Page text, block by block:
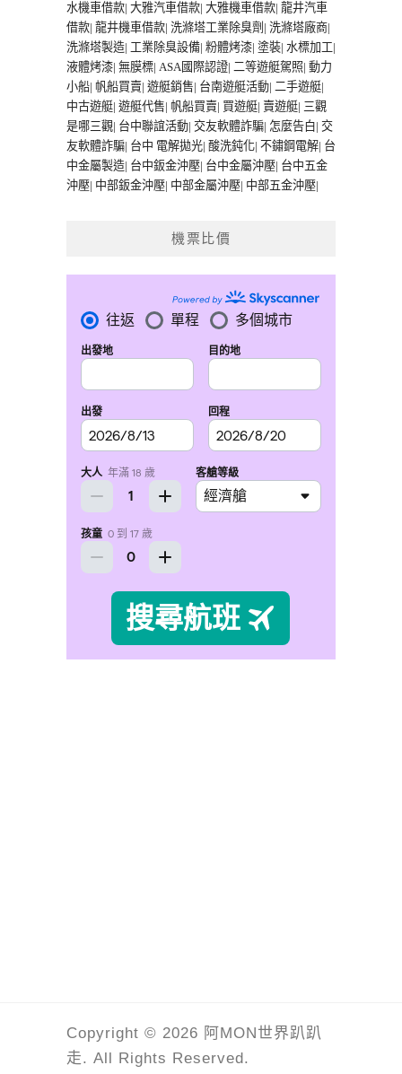
水機車借款| 大雅汽車借款| 大雅機車借款| 龍井汽車
借款| 龍井機車借款| 洗滌塔工業除臭劑 | 洗滌塔廠商|
洗滌塔製造| 工業除臭設備| 粉體烤漆| 塗裝| 水標加工|
液體烤漆| 無膜標| ASA國際認證| 二等遊艇駕照| 動力
小船| 帆船買賣| 遊艇銷售| 台南遊艇活動| 二手遊艇|
中古遊艇| 遊艇代售| 帆船買賣| 買遊艇| 賣遊艇| 三觀
是哪三觀| 台中聯誼活動| 交友軟體詐騙| 怎麼告白| 交
友軟體詐騙| 台中 電解拋光| 酸洗鈍化| 不鏽鋼電解| 台
中金屬製造| 台中鈑金沖壓| 台中金屬沖壓| 台中五金
沖壓| 中部鈑金沖壓| 中部金屬沖壓| 中部五金沖壓|
機票比價
Copyright © 2026 阿MON世界趴趴
走. All Rights Reserved.